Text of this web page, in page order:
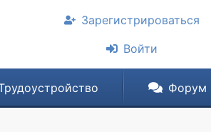
Зарегистрироваться
Войти
Форум